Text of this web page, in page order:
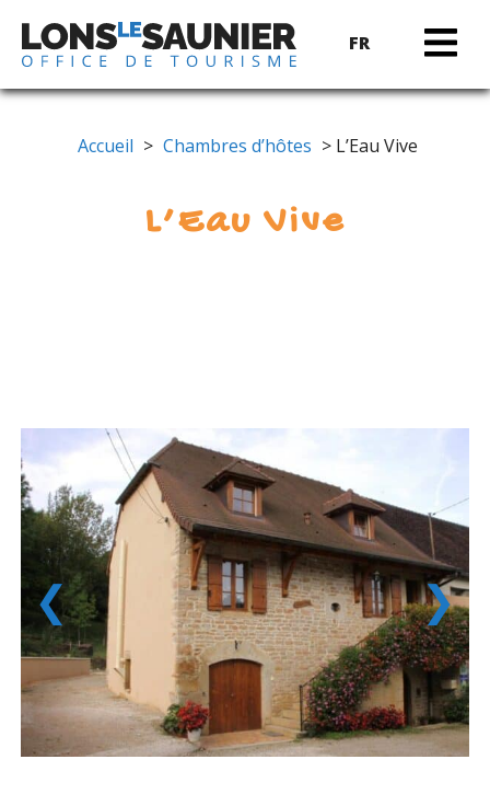
FR
Accueil > Chambres d’hôtes > L’Eau Vive
L’Eau Vive
❮ ❯